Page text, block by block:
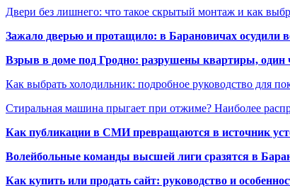
Двери без лишнего: что такое скрытый монтаж и как
Зажало дверью и протащило: в Барановичах осудили
Взрыв в доме под Гродно: разрушены квартиры, один
Как выбрать холодильник: подробное руководство для
Стиральная машина прыгает при отжиме? Наиболее
Как публикации в СМИ превращаются в источник
Волейбольные команды высшей лиги сразятся в
Как купить или продать сайт: руководство и